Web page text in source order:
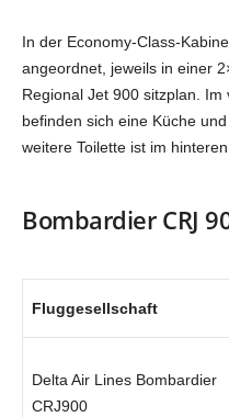
In der Economy-Class-
angeordnet, jeweils in einer
Regional Jet 900 sitzplan.
befinden sich eine Küche
weitere Toilette ist im
Bombardier CRJ
Fluggesellschaft
Delta Air Lines Bombardier
CRJ900